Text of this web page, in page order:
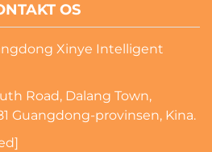
OS
Xinye Intelligent
Road, Dalang Town,
Guangdong-provinsen, Kina.